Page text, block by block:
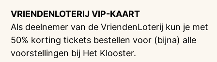
VRIENDENLOTERIJVIP-KAART
Als deelnemer van de VriendenLoterij kun je met
50% korting tickets bestellen voor (bijna) alle
voorstellingen bij Het Klooster.